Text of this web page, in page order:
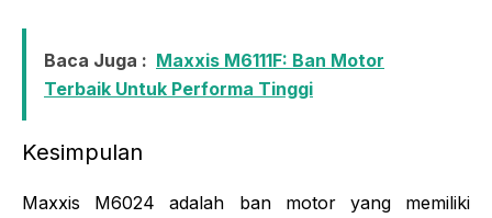
Baca Juga : Maxxis M6111F: Ban Motor
Terbaik Untuk Performa Tinggi
Kesimpulan
Maxxis M6024 adalah ban motor yang memiliki